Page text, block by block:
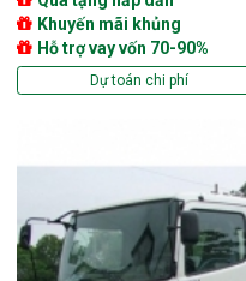
Khuyến mãi khủng
Hỗ trợ vay vốn 70-90%
Dự toán chi phí